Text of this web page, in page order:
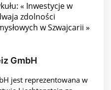
« Inwestycje w
zdolności
w Szwajcarii »
GmbH
jest reprezentowana w